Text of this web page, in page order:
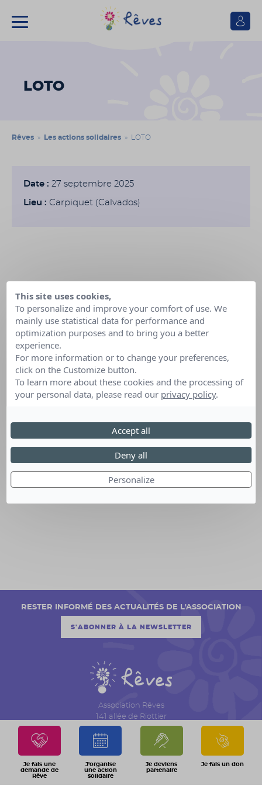
Se
LOTO
Je fais une
demande de
Rêve
J'organise
une action
solidaire
Je deviens
partenaire
Je fais un don
Rêves » Les actions solidaires » LOTO
Date : 27 septembre 2025
Lieu : Carpiquet (Calvados)
Association Rêves
141 allée de Riottier
CS 7007 – Limas
69651 Villefranche sur Saône Cedex
04 74 06 30 00
RESTER INFORMÉ DES ACTUALITÉS DE L'ASSOCIATION
S'ABONNER À LA NEWSLETTER
This site uses cookies,
To personalize and improve your comfort of use. We
mainly use statistical data for performance and
optimization purposes and to bring you a better
experience.
For more information or to change your preferences,
click on the Customize button.
To learn more about these cookies and the processing of
your personal data, please read our privacy policy.
Personalize
Deny all
Accept all